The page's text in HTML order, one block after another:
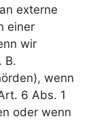
externe
einer
wir
B.
wenn
6 Abs. 1
oder wenn